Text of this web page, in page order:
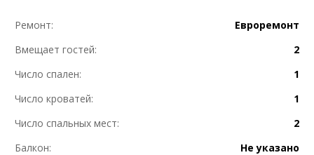
Ремонт:
Евроремонт
Вмещает гостей:
2
Число спален:
1
Число кроватей:
1
Число спальных мест:
2
Балкон:
Не указано